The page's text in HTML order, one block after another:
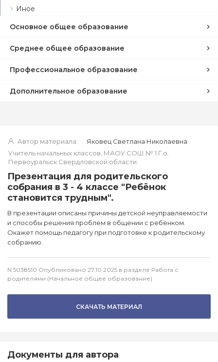
Иное
Основное общее образование
Среднее общее образование
Профессиональное образование
Дополнительное образование
Автор материала:
Яковец Светлана Николаевна
Учитель начальных классов, МАОУ СОШ № 1 Г.о.
Первоуральск Свердловской области
Презентация для родительского
собрания в 3 - 4 классе "Ребёнок
становится трудным".
В презентации описаны причины детской неуправляемости
и способы решения проблем в общении с ребёнком.
Окажет помощь педагогу при подготовке к родительскому
собранию.
N 5038510 Опубликовано 27.10.2025 в разделе Работа с
родителями (Начальное общее образование)
СКАЧАТЬ МАТЕРИАЛ
Документы для автора